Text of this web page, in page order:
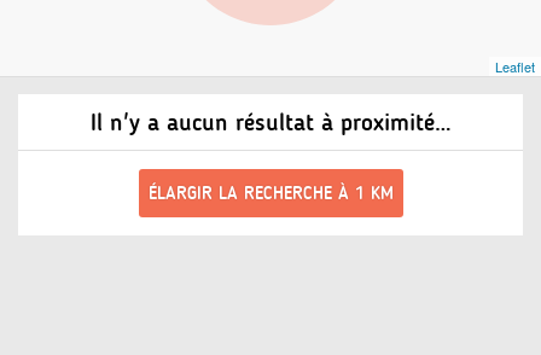
Il n'y a aucun résultat à proximité…
ÉLARGIR LA RECHERCHE À 1 KM
Leaflet